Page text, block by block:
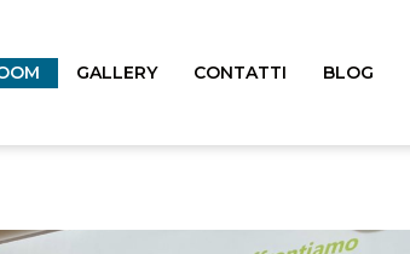
GALLERY CONTATTI BLOG